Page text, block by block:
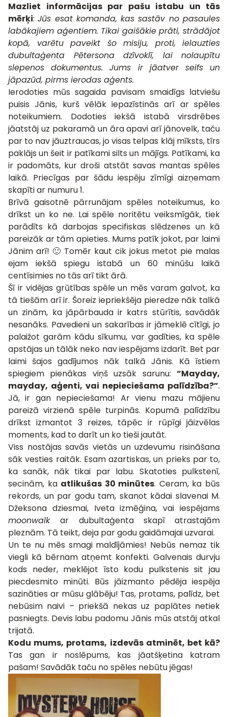
Mazliet informācijas par pašu istabu un tās
mērķi:Jūs esat komanda, kas sastāv no pasaules
labākajiem aģentiem. Tikai gaišākie prāti, strādājot
kopā, varētu paveikt šo misiju, proti, ielauzties
dubultaģenta Pētersona dzīvoklī, lai nolaupītu
slepenos dokumentus. Jums ir jāatver seifs un
jāpazūd, pirms ierodas aģents.
Ierodoties mūs sagaida pavisam smaidīgs latviešu
puisis Jānis, kurš vēlāk iepazīstinās arī ar spēles
noteikumiem. Dodoties iekšā istabā virsdrēbes
jāatstāj uz pakaramā un āra apavi arī jānovelk, taču
par to nav jāuztraucas, jo visas telpas klāj mīksts, tīrs
paklājs un šeit ir patīkami silts un mājīgs. Patīkami, ka
ir padomāts, kur droši atstāt savas mantas spēles
laikā. Priecīgas par šādu iespēju zīmīgi aizņemam
skapīti ar numuru 1.
Brīvā gaisotnē pārrunājam spēles noteikumus, ko
drīkst un ko ne. Lai spēle noritētu veiksmīgāk, tiek
parādīts kā darbojas specifiskas slēdzenes un kā
pareizāk ar tām apieties. Mums patīk jokot, par laimi
Jānim arī! 🙂 Tomēr kaut cik jokus metot pie malas
ejam iekšā spiegu istabā un 60 minūšu laikā
centīsimies no tās arī tikt ārā.
Šī ir vidējas grūtības spēle un mēs varam galvot, ka
tā tiešām arī ir. Šoreiz iepriekšēja pieredze nāk talkā
un zinām, ka jāpārbauda ir katrs stūrītis, savādāk
nesanāks. Pavedieni un sakarības ir jāmeklē cītīgi, jo
palaižot garām kādu sīkumu, var gadīties, ka spēle
apstājas un tālāk neko nav iespējams izdarīt. Bet par
laimi šajos gadījumos nāk talkā Jānis. Kā īstiem
spiegiem pienākas viņš uzsāk sarunu: “Mayday,
mayday, aģenti, vai nepieciešama palīdzība?”.
Jā, ir gan nepieciešama! Ar vienu mazu mājienu
pareizā virzienā spēle turpinās. Kopumā palīdzību
drīkst izmantot 3 reizes, tāpēc ir rūpīgi jāizvēlas
moments, kad to darīt un ko tieši jautāt.
Viss nostājas savās vietās un uzdevumu risināšana
sāk vesties raitāk. Esam azartiskas, un prieks par to,
ka sanāk, nāk tikai par labu. Skatoties pulkstenī,
secinām, ka atlikušas 30 minūtes. Ceram, ka būs
rekords, un par godu tam, skanot kādai slavenai M.
Džeksona dziesmai, Iveta izmēģina, vai iespējams
moonwalkar dubultaģenta skapī atrastajām
pleznām. Tā teikt, deja par godu gaidāmajai uzvarai.
Un te nu mēs smagi maldījāmies! Nebūs nemaz tik
viegli kā bērnam atņemt konfekti. Galvenais durvju
kods neder, meklējot īsto kodu pulkstenis sit jau
piecdesmito minūti. Būs jāizmanto pēdēja iespēja
sazināties ar mūsu glābēju! Tas, protams, palīdz, bet
nebūsim naivi – priekšā nekas uz paplātes netiek
pasniegts. Devis labu padomu Jānis mūs atstāj atkal
trijatā.
Kodu mums, protams, izdevās atminēt, bet kā?
Tas gan ir noslēpums, kas jāatšķetina katram
pašam! Savādāk taču no spēles nebūtu jēgas!